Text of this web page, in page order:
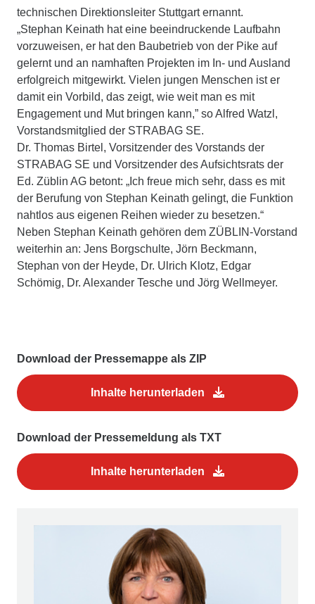
technischen Direktionsleiter Stuttgart ernannt.
„Stephan Keinath hat eine beeindruckende Laufbahn
vorzuweisen, er hat den Baubetrieb von der Pike auf
gelernt und an namhaften Projekten im In- und Ausland
erfolgreich mitgewirkt. Vielen jungen Menschen ist er
damit ein Vorbild, das zeigt, wie weit man es mit
Engagement und Mut bringen kann,” so Alfred Watzl,
Vorstandsmit­glied der STRABAG SE.
Dr. Thomas Birtel, Vorsitzender des Vorstands der
STRABAG SE und Vorsitzender des Aufsichtsrats der
Ed. Züblin AG betont: „Ich freue mich sehr, dass es mit
der Berufung von Stephan Keinath gelingt, die Funktion
nahtlos aus eigenen Reihen wieder zu besetzen.“
Neben Stephan Keinath gehören dem ZÜBLIN-Vorstand
weiterhin an: Jens Borgschulte, Jörn Beckmann,
Stephan von der Heyde, Dr. Ulrich Klotz, Edgar
Schömig, Dr. Alexander Tesche und Jörg Wellmeyer.
Download der Pressemappe als ZIP
Inhalte herunterladen
Download der Pressemeldung als TXT
Inhalte herunterladen